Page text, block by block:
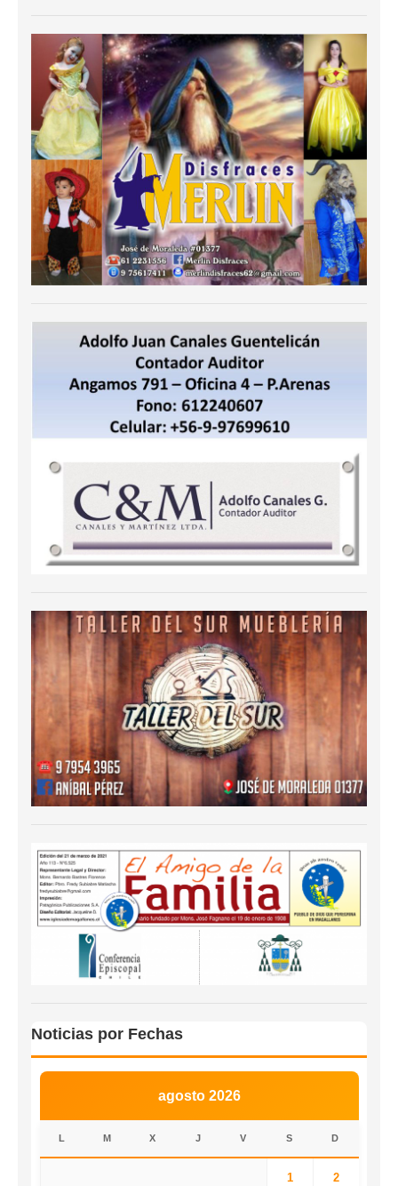
Noticias por Fechas
agosto 2026
L M X J V S D
1 2